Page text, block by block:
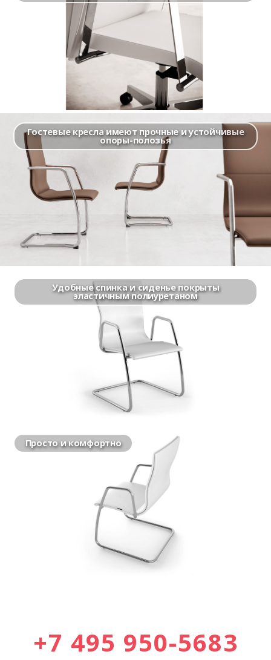
Гостевые кресла имеют прочные и устойчивые
опоры-полозья
Удобные спинка и сиденье покрыты
эластичным полиуретаном
Просто и комфортно
+7 495 950-5683